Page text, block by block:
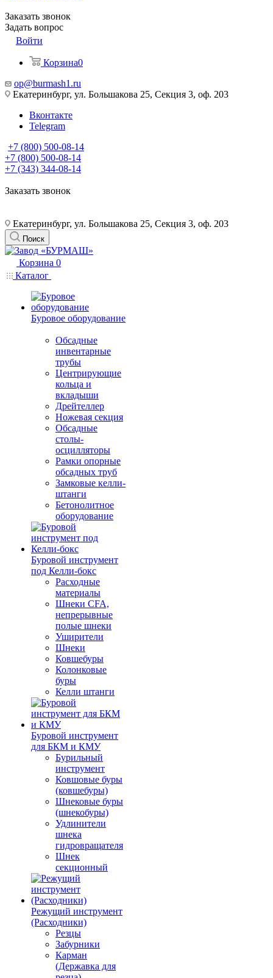
Заказать звонок
Задать вопрос
Войти
Корзина0
op@burmash1.ru
Екатеринбург, ул. Большакова 25, Секция 3, оф. 203
Вконтакте
Telegram
+7 (800) 500-08-14
+7 (800) 500-08-14
+7 (343) 344-08-14
Заказать звонок
Екатеринбург, ул. Большакова 25, Секция 3, оф. 203
Поиск
Корзина 0
Каталог
Буровое оборудование
Обсадные
инвентарные
трубы
Центрирующие
кольца и
вкладыши
Дрейтеллер
Ножевая секция
Обсадные
столы-
осцилляторы
Рамки опорные
обсадных труб
Замковые келли-
штанги
Бетонолитное
оборудование
Буровой инструмент
под Келли-бокс
Расходные
материалы
Шнеки CFA,
непрерывные
полые шнеки
Уширители
Шнеки
Ковшебуры
Колонковые
буры
Келли штанги
Буровой инструмент
для БКМ и КМУ
Бурильный
инструмент
Ковшовые буры
(ковшебуры)
Шнековые буры
(шнекобуры)
Удлинители
шнека
гидровращателя
Шнек
секционный
Режущий инструмент
(Расходники)
Резцы
Забурники
Карман
(Державка для